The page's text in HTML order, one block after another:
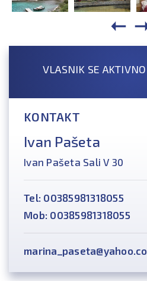
VLASNIK SE
KONTAKT
Ivan Pašeta
Ivan Pašeta Sali V 30
Tel: 00385981318055
Mob: 00385981318055